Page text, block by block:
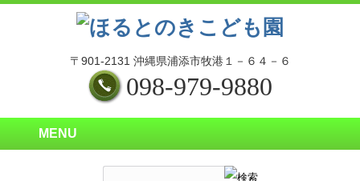
〒901-2131 沖縄県浦添市牧港１－６４－６
098-979-9880
MENU